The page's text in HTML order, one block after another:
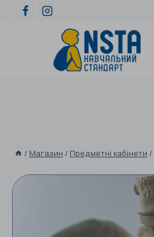
/ Магазин / Предметні кабінети /